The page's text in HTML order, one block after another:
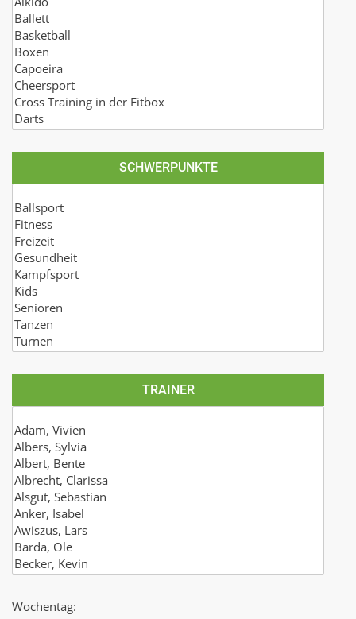
SCHWERPUNKTE
TRAINER
Wochentag: